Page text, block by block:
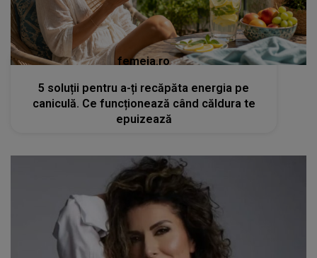
femeia.ro
5 soluții pentru a-ți recăpăta energia pe
caniculă. Ce funcționează când căldura te
epuizează